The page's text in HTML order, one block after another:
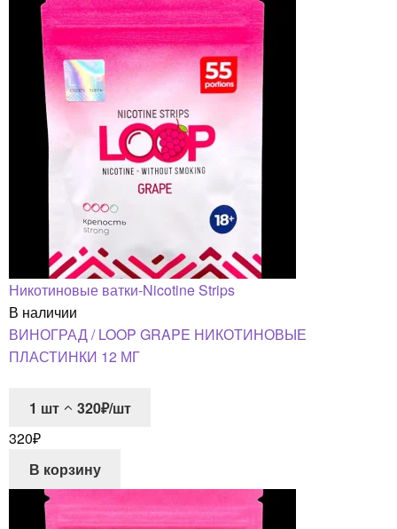
Никотиновые ватки-Nicotine Strips
В наличии
ВИНОГРАД / LOOP GRAPE НИКОТИНОВЫЕ
ПЛАСТИНКИ 12 МГ
1 шт
320₽/шт
320₽
В корзину